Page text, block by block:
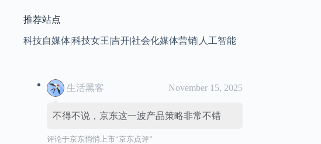
推荐站点
科技自媒体|科技女王|吉开|社会化媒体营销| 人工智能
生活黑客 November 15, 2025
不得不说，京东这一波产品策略非常不错
评论于京东悄悄上市“京东点评”